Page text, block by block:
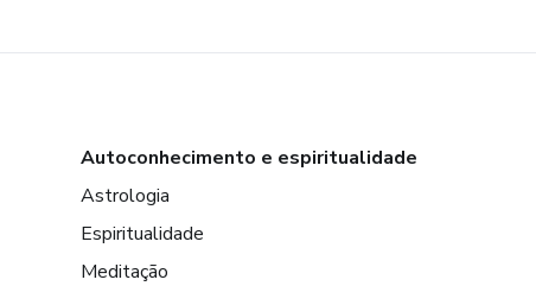
Autoconhecimento e espiritualidade
Astrologia
Espiritualidade
Meditação